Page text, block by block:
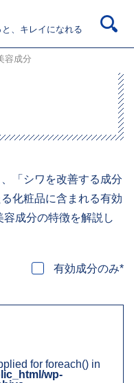
、キレイになれる
容成分
「シワを改善する成分
化粧品に含まれる有効
成分の特徴を解説し
有効成分のみ*
for foreach() in
wp-